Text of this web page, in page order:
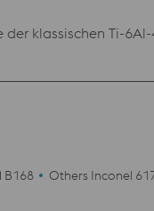
der klassischen Ti-
B168 Others Inconel